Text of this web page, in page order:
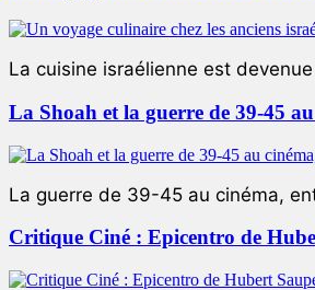
La cuisine israélienne est
La Shoah et la guerre de 39-45
La guerre de 39-45 au cinéma,
Critique Ciné : Epicentro de